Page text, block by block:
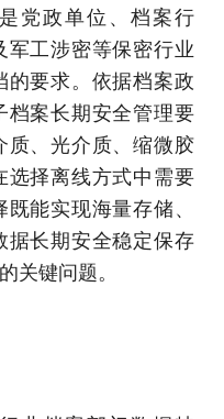
党政单位、档案行
工涉密等保密行业
要求。依据档案政
案长期安全管理要
、光介质、缩微胶
选择离线方式中需要
能实现海量存储、
长期安全稳定保存
关键问题。